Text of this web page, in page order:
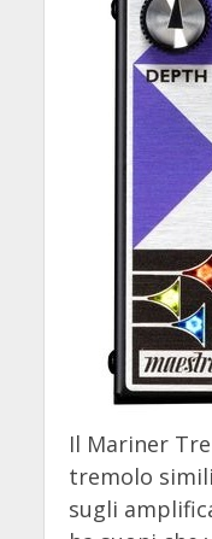
Il Mariner
tremolo
sugli